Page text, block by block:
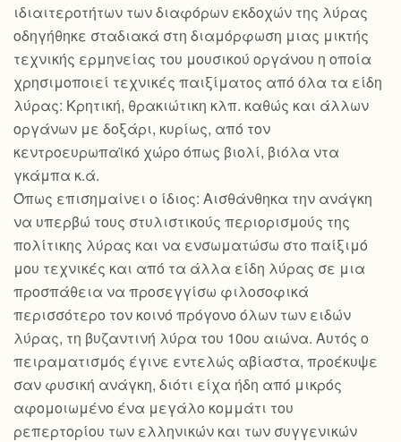
ιδιαιτεροτήτων των διαφόρων εκδοχών της λύρας
οδηγήθηκε σταδιακά στη διαμόρφωση μιας μικτής
τεχνικής ερμηνείας του μουσικού οργάνου η οποία
χρησιμοποιεί τεχνικές παιξίματος από όλα τα είδη
λύρας: Kρητική, θρακιώτικη κλπ. καθώς και άλλων
οργάνων με δοξάρι, κυρίως, από τον
κεντροευρωπαϊκό χώρο όπως βιολί, βιόλα ντα
γκάμπα κ.ά.
Όπως επισημαίνει ο ίδιος: Αισθάνθηκα την ανάγκη
να υπερβώ τους στυλιστικούς περιορισμούς της
πολίτικης λύρας και να ενσωματώσω στο παίξιμό
μου τεχνικές και από τα άλλα είδη λύρας σε μια
προσπάθεια να προσεγγίσω φιλοσοφικά
περισσότερο τον κοινό πρόγονο όλων των ειδών
λύρας, τη βυζαντινή λύρα του 10ου αιώνα. Αυτός ο
πειραματισμός έγινε εντελώς αβίαστα, προέκυψε
σαν φυσική ανάγκη, διότι είχα ήδη από μικρός
αφομοιωμένο ένα μεγάλο κομμάτι του
ρεπερτορίου των ελληνικών και των συγγενικών